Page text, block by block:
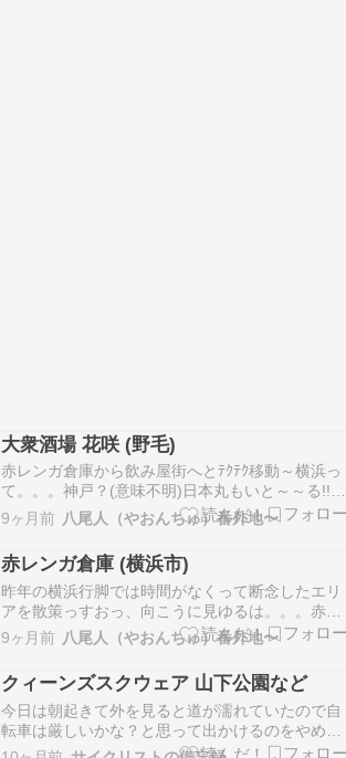
大衆酒場 花咲 (野毛)
赤レンガ倉庫から飲み屋街へとﾃｸﾃｸ移動～横浜っ
て。。。神戸？(意味不明)日本丸もいと～～る!!桜
木町駅までやってきますと。。。突然の雨こりゃ
タマランとばかりにと飛び込みましたるはここ桜
木町駅から徒歩３分は 大衆酒場 花咲やね～♪ま
ぁ、雨が止むまで時間ツブしますかぁ店奥のテー
ブル…
9ヶ月前 八尾人（やおんちゅ）番外地〜
赤レンガ倉庫 (横浜市)
昨年の横浜行脚では時間がなくって断念したエリ
アを散策っすおっ、向こうに見ゆるは。。。赤レ
ンガ倉庫さっきまでイベントしてたのかな～？ラ
イトアップされててムード満点やねぇ缶ビールで
も持ってくるんやったな（笑）内部はショッピン
グも楽しめるようっスなかなか壮観ですな～近代
ビルとも調和しと…
9ヶ月前 八尾人（やおんちゅ）番外地〜
クィーンズスクウェア 山下公園など
今日は朝起きて外を見ると道が濡れていたので自
転車は厳しいかな？と思って出かけるのをやめま
した。しかし少しすると昨日までとは打って変わ